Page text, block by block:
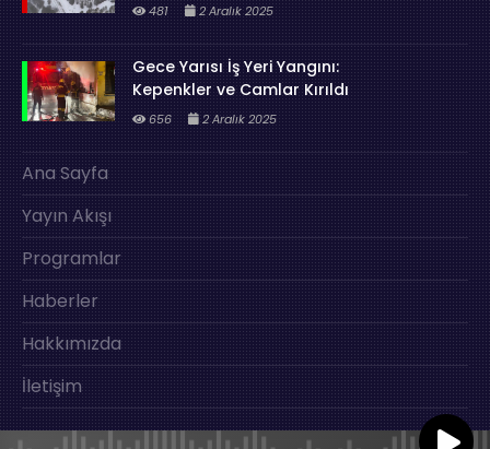
481 2 Aralık 2025
Gece Yarısı İş Yeri Yangını:
Kepenkler ve Camlar Kırıldı
656 2 Aralık 2025
Ana Sayfa
Yayın Akışı
Programlar
Haberler
Hakkımızda
İletişim